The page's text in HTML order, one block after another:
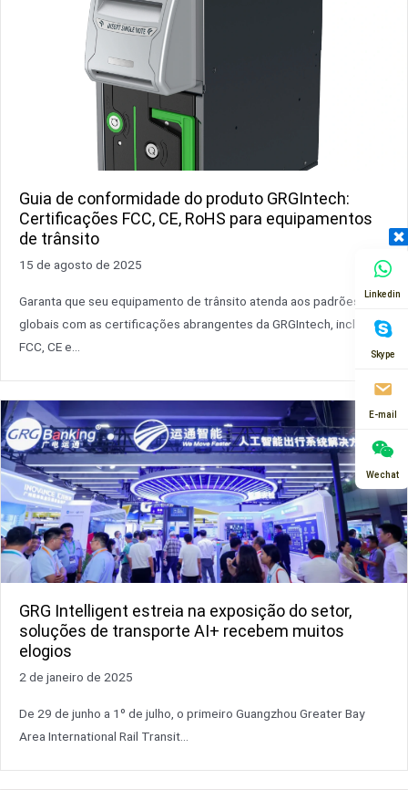
Guia de conformidade do produto GRGIntech:
Certificações FCC, CE, RoHS para equipamentos
de trânsito
15 de agosto de 2025
Garanta que seu equipamento de trânsito atenda aos padrões
globais com as certificações abrangentes da GRGIntech, incluindo
FCC, CE e...
GRG Intelligent estreia na exposição do setor,
soluções de transporte AI+ recebem muitos
elogios
2 de janeiro de 2025
De 29 de junho a 1º de julho, o primeiro Guangzhou Greater Bay
Area International Rail Transit...
Linkedin
Skype
E-mail
Wechat